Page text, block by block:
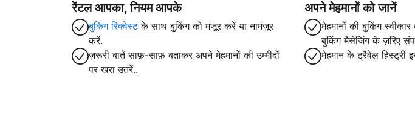
रेंटल आपका, नियम आपके
बुकिंग रिक्वेस्टके साथ बुकिंग को मंज़ूर करें या नामंज़ूर
करें.
ज़रूरी बातें साफ़-साफ़ बताकर अपने मेहमानों की उम्मीदों
पर खरा उतरें..
अपने मेहमानों को जानें
मेहमानों की बुकिंग
बुकिंग मैसेजिंग के ज़रिए
मेहमान के ट्रैवेल हिस्ट्री